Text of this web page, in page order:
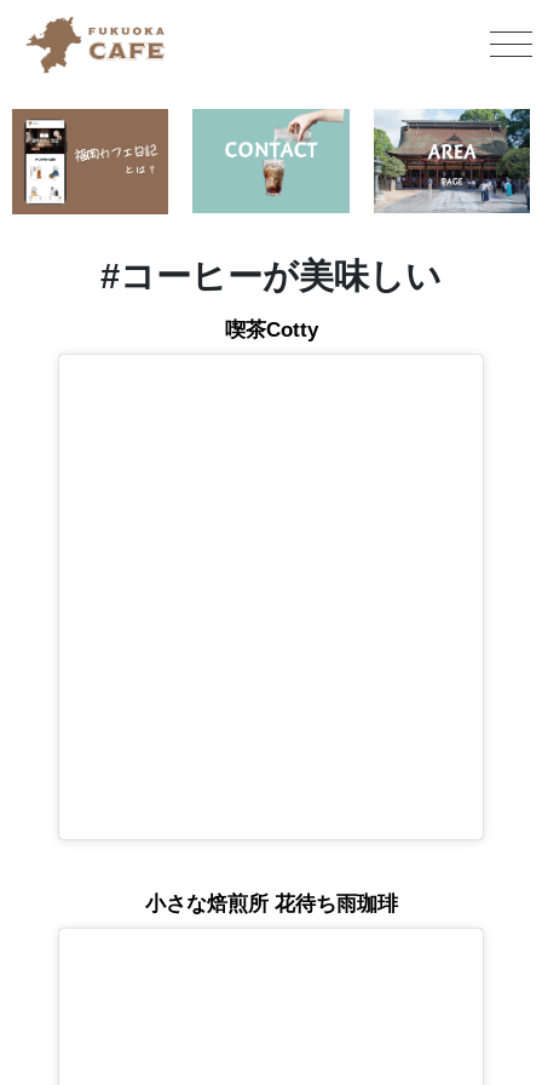
#コーヒーが美味しい
喫茶Cotty
小さな焙煎所 花待ち雨珈琲